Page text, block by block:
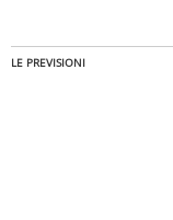
LE PREVISIONI